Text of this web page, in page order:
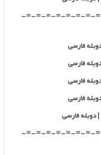
-=-=-=-=-=-=-=-
-=-=-=-=-=-=-=-